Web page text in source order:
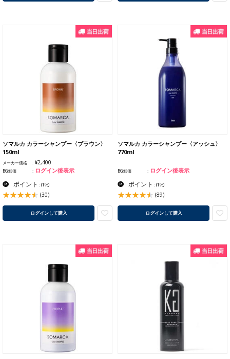
ソマルカ カラーシャンプー〈ブラウン〉
150ml
メーカー価格 ¥2,400
BG卸価 ログイン後表示
ポイント :(1%)
(30)
ログインして購入
ソマルカ カラーシャンプー〈アッシュ〉
770ml
BG卸価 ログイン後表示
ポイント :(1%)
(89)
ログインして購入